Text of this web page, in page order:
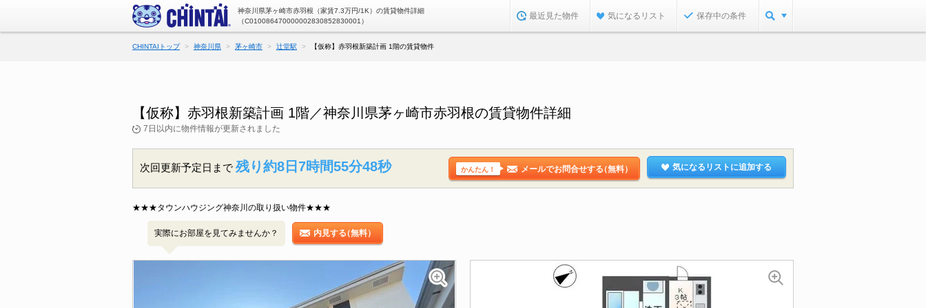
神奈川県茅ヶ崎市赤羽根（家賃7.3万円/1K）の賃貸物件詳細
（C010086470000002830852830001）
最近見た物件 気になるリスト 保存中の条件
CHINTAIトップ 神奈川県 茅ヶ崎市 辻堂駅 【仮称】赤羽根新築計画 1階の賃貸物件
【仮称】赤羽根新築計画 1階／神奈川県茅ヶ崎市赤羽根の賃貸物件詳細
7日以内に物件情報が更新されました
次回更新予定日まで 残り約8日7時間55分47秒 かんたん！ メールでお問合せする（無料） 気になるリストに追加する
★★★タウンハウジング神奈川の取り扱い物件★★★
実際にお部屋を見てみませんか？ 内見する（無料）